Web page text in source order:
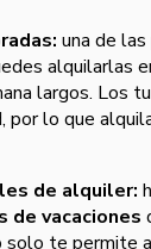
una de
alquilarlas
largos. Los
por lo que
de alquiler:
de vacaciones
te permite